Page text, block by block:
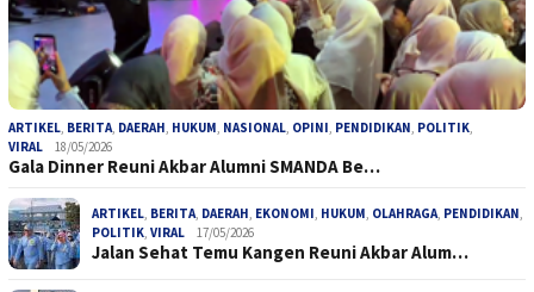
ARTIKEL, BERITA, DAERAH, HUKUM, NASIONAL, OPINI, PENDIDIKAN, POLITIK,
VIRAL
18/05/2026
Gala Dinner Reuni Akbar Alumni SMANDA Be…
ARTIKEL, BERITA, DAERAH, EKONOMI, HUKUM, OLAHRAGA, PENDIDIKAN,
POLITIK, VIRAL 17/05/2026
Jalan Sehat Temu Kangen Reuni Akbar Alum…